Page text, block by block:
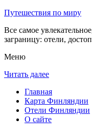
Путешествия по миру
Все самое
заграницу: отели,
Меню
Читать далее
Главная
Карта Финляндии
Отели Финляндии
О сайте